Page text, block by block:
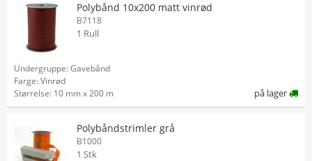
Polybånd 10x200 matt vinrød
B7118
1 Rull
Undergruppe: Gavebånd
Farge: Vinrød
Størrelse: 10 mm x 200 m
på lager
Polybåndstrimler grå
B1000
1 Stk